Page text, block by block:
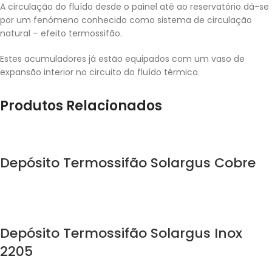
A circulação do fluído desde o painel até ao reservatório dá-se
por um fenómeno conhecido como sistema de circulação
natural – efeito termossifão.
Estes acumuladores já estão equipados com um vaso de
expansão interior no circuito do fluído térmico.
Produtos Relacionados
Depósito Termossifão Solargus Cobre
Depósito Termossifão Solargus Inox
2205